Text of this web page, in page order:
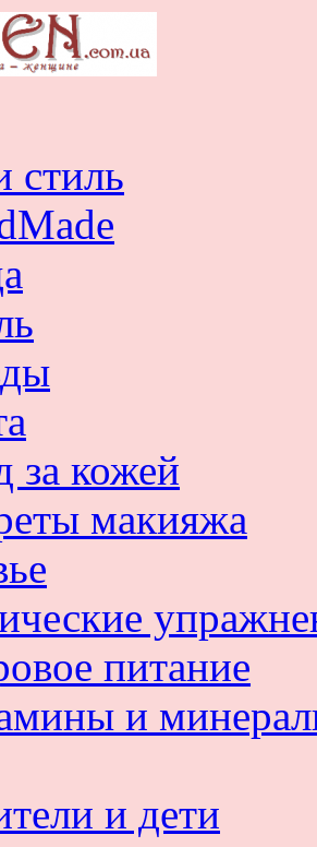
стиль
за кожей
макияжа
питание
и
и дети